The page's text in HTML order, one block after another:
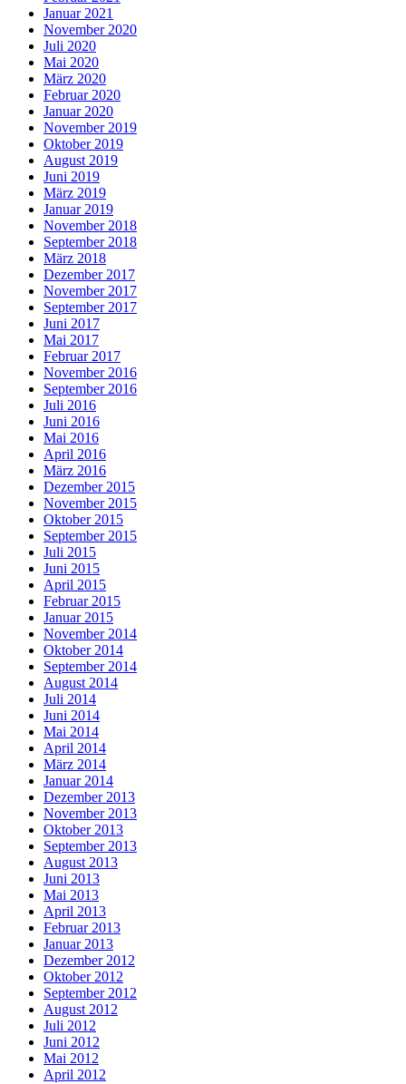
Januar 2021
November 2020
Juli 2020
Mai 2020
März 2020
Februar 2020
Januar 2020
November 2019
Oktober 2019
August 2019
Juni 2019
März 2019
Januar 2019
November 2018
September 2018
März 2018
Dezember 2017
November 2017
September 2017
Juni 2017
Mai 2017
Februar 2017
November 2016
September 2016
Juli 2016
Juni 2016
Mai 2016
April 2016
März 2016
Dezember 2015
November 2015
Oktober 2015
September 2015
Juli 2015
Juni 2015
April 2015
Februar 2015
Januar 2015
November 2014
Oktober 2014
September 2014
August 2014
Juli 2014
Juni 2014
Mai 2014
April 2014
März 2014
Januar 2014
Dezember 2013
November 2013
Oktober 2013
September 2013
August 2013
Juni 2013
Mai 2013
April 2013
Februar 2013
Januar 2013
Dezember 2012
Oktober 2012
September 2012
August 2012
Juli 2012
Juni 2012
Mai 2012
April 2012